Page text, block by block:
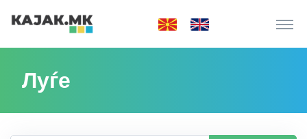
Луѓе